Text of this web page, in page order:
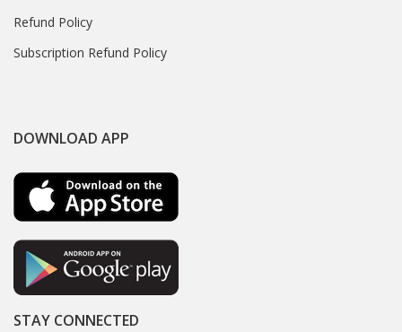
Refund Policy
Subscription Refund Policy
DOWNLOAD APP
STAY CONNECTED